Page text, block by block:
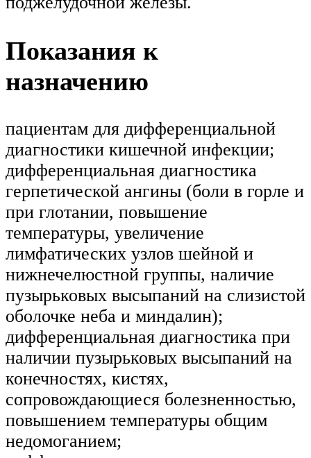
Показания к
назначению
пациентам для дифференциальной
диагностики кишечной инфекции;
дифференциальная диагностика
герпетической ангины (боли в горле и
при глотании, повышение
температуры, увеличение
лимфатических узлов шейной и
нижнечелюстной группы, наличие
пузырьковых высыпаний на слизистой
оболочке неба и миндалин);
дифференциальная диагностика при
наличии пузырьковых высыпаний на
конечностях, кистях,
сопровождающиеся болезненностью,
повышением температуры общим
недомоганием;